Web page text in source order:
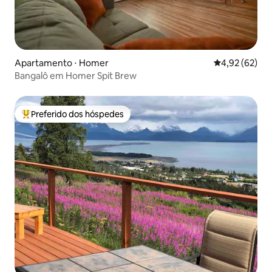
Apartamento ⋅ Homer 4,92 de uma
4,92 (62)
Bangalô em Homer Spit Brew
Entre os melhores preferidos dos hóspedes
Preferido dos hóspedes